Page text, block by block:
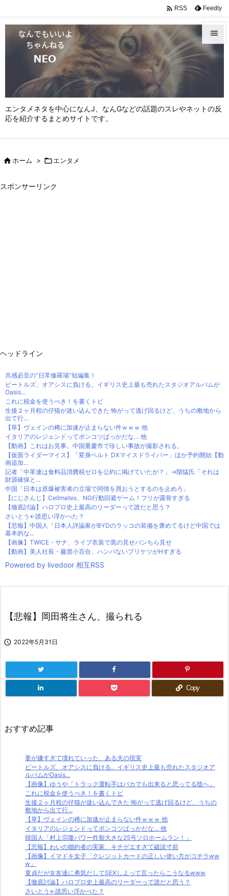
エンタメネタを中心になんJ、なんGなどの話題のスレやネットの反
応を紹介するまとめサイトです。



 RSS Feedly
ホーム > エンタメ
スポンサーリンク
ヘッドライン
共感必至の“日常修羅場”短編集！
ビートルズ、オアシスに負ける。イギリス史上最も売れたスタジオアルバムが
Oasis...
これに税金を使うべき！を書くトピ
生後２ヶ月程の仔猫が迷い込んできた 怖がって逃げ回るけど、うちの敷地から
出て行...
【草】ヴェインの稀に加速が止まらない件ｗｗｗ 他
イタリアのレジェンドってポンコツばっかだな… 他
【動画】これはお見事。中国重慶市で珍しい事故が撮影される。
【仮面ライダーマイス】「変身ベルト DXマイスドライバー」ほか予約開始【動
画追加...
記者「中革連は食料品消費税ゼロを公約に掲げていたが？」→階猛氏「それは
財源確保と...
中国「日本は原爆被害者の立場で同情を買おうとするのを止めろ」
【にじさんじ】Cellmates、NG行動回避ゲーム！フリが露骨すぎる
【徹底討論】ハロプロ史上最高のリーダーって誰だと思う？
さいとう←誰思い浮かべた？
【悲報】中国人「日本人評論家がBYDのラッコの装備を褒めてるけど中国では
基本的な...
【画像】TWICE・サナ、ライブ衣装で黒の見せパンちら見せ
【動画】美人社長・藤渡小百合、ハンパないプリケツがHすぎる
Powered by livedoor 相互RSS
【悲報】岡田将生さん、撮られる
 2022年5月31日
Copy
おすすめ記事
妻が嫌すぎて壊れていった、ある夫の現実
ビートルズ、オアシスに負ける。イギリス史上最も売れたスタジオア
ルバムがOasis...
【画像】ゆうや「トラック運転手はバカでも出来ると思ってる陰へ」
これに税金を使うべき！を書くトピ
生後２ヶ月程の仔猫が迷い込んできた 怖がって逃げ回るけど、うちの
敷地から出て行...
【草】ヴェインの稀に加速が止まらない件ｗｗｗ 他
イタリアのレジェンドってポンコツばっかだな… 他
韓国人「村上宗隆パワー炸裂大きな25号ソロホームラン！」
【悲報】わいの婚約者の実家、キチゲエすぎて破談寸前
【画像】イマドキ女子「クレジットカードの正しい使い方がコチラww
w」
童貞だが女友達に勇気だしてSEXしよって言ったらこうなるwww
【徹底討論】ハロプロ史上最高のリーダーって誰だと思う？
さいとう←誰思い浮かべた？